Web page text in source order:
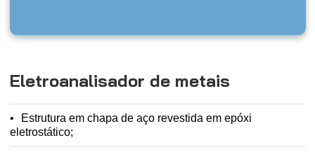
Eletroanalisador de metais
Estrutura em chapa de aço revestida em epóxi
eletrostático;